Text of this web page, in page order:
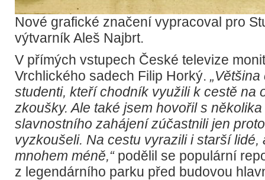
Nové grafické značení vypracoval pro
výtvarník Aleš Najbrt.
V přímých vstupech České televize
Vrchlického sadech Filip Horký.
studenti, kteří chodník využili k cestě na
zkoušky. Ale také jsem hovořil s
slavnostního zahájení zúčastnili jen
vyzkoušeli. Na cestu vyrazili i starší lidé,
mnohem méně,“podělil se populární
z legendárního parku před budovou